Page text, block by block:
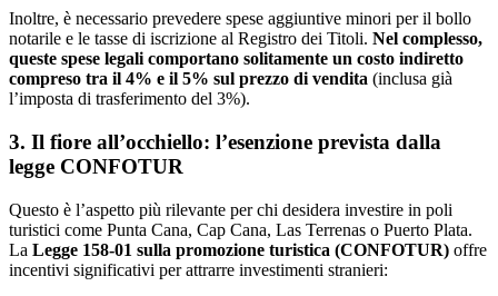
Inoltre, è necessario prevedere spese aggiuntive minori per il bollo
notarile e le tasse di iscrizione al Registro dei Titoli. Nel complesso,
queste spese legali comportano solitamente un costo indiretto
compreso tra il 4% e il 5% sul prezzo di vendita (inclusa già
l’imposta di trasferimento del 3%).
3. Il fiore all’occhiello: l’esenzione prevista dalla
legge CONFOTUR
Questo è l’aspetto più rilevante per chi desidera investire in poli
turistici come Punta Cana, Cap Cana, Las Terrenas o Puerto Plata.
La Legge 158-01 sulla promozione turistica (CONFOTUR) offre
incentivi significativi per attrarre investimenti stranieri: